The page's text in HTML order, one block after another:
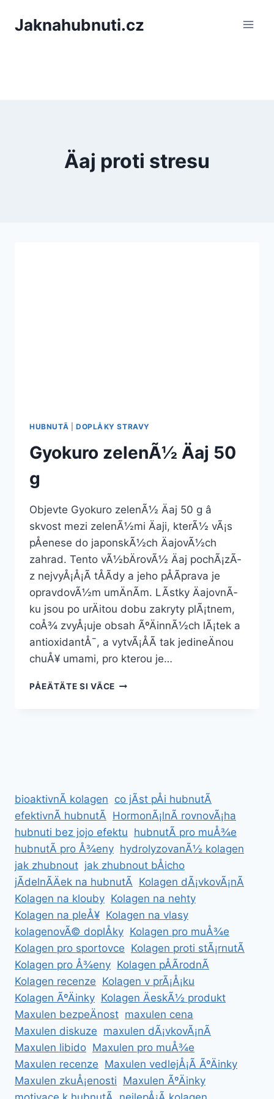
Jaknahubnuti.cz
Äaj proti stresu
HUBNUTÃ­ DOPLÅKY STRAVY
Gyokuro zelenÃ½ Äaj 50
g
Objevte Gyokuro zelenÃ½ Äaj 50 g â
skvost mezi zelenÃ½mi Äaji, kterÃ½ vÃ¡s
pÅenese do japonskÃ½ch ÄajovÃ½ch
zahrad. Tento vÃ½bÄrovÃ½ Äaj pochÃ¡zÃ­
z nejvyÅ¡Å¡Ã­ tÅÃ­dy a jeho pÅÃ­prava je
opravdovÃ½m umÄnÃ­m. LÃ­stky ÄajovnÃ­
ku jsou po urÄitou dobu zakryty plÃ¡tnem,
coÅ¾ zvyÅ¡uje obsah ÃºÄinnÃ½ch lÃ¡tek a
antioxidantÅ¯, a vytvÃ¡ÅÃ­ tak jedineÄnou
chuÅ¥ umami, pro kterou je…
PÅEÄTÄTE SI VÃ­CEGYOKURO
bioaktivnÃ­ kolagen co jÃ­st pÅi hubnutÃ­
efektivnÃ­ hubnutÃ­ HormonÃ¡lnÃ­ rovnovÃ¡ha
hubnuti bez jojo efektu hubnutÃ­ pro muÅ¾e
hubnutÃ­ pro Å¾eny hydrolyzovanÃ½ kolagen
jak zhubnout jak zhubnout bÅicho
jÃ­delnÃ­Äek na hubnutÃ­ Kolagen dÃ¡vkovÃ¡nÃ­
Kolagen na klouby Kolagen na nehty
Kolagen na pleÅ¥ Kolagen na vlasy
kolagenovÃ© doplÅky Kolagen pro muÅ¾e
Kolagen pro sportovce Kolagen proti stÃ¡rnutÃ­
Kolagen pro Å¾eny Kolagen pÅÃ­rodnÃ­
Kolagen recenze Kolagen v prÃ¡Å¡ku
Kolagen ÃºÄinky Kolagen ÄeskÃ½ produkt
Maxulen bezpeÄnost maxulen cena
Maxulen diskuze maxulen dÃ¡vkovÃ¡nÃ­
Maxulen libido Maxulen pro muÅ¾e
Maxulen recenze Maxulen vedlejÅ¡Ã­ ÃºÄinky
Maxulen zkuÅ¡enosti Maxulen ÃºÄinky